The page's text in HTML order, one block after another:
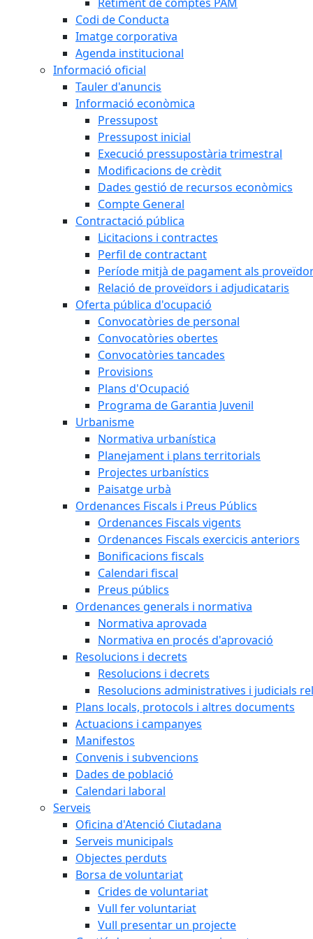
Codi de Conducta
Imatge corporativa
Agenda institucional
Informació oficial
Tauler d'anuncis
Informació econòmica
Pressupost
Pressupost inicial
Execució pressupostària trimestral
Modificacions de crèdit
Dades gestió de recursos econòmics
Compte General
Contractació pública
Licitacions i contractes
Perfil de contractant
Període mitjà de pagament als
Relació de proveïdors i adjudicataris
Oferta pública d'ocupació
Convocatòries de personal
Convocatòries obertes
Convocatòries tancades
Provisions
Plans d'Ocupació
Programa de Garantia Juvenil
Urbanisme
Normativa urbanística
Planejament i plans territorials
Projectes urbanístics
Paisatge urbà
Ordenances Fiscals i Preus Públics
Ordenances Fiscals vigents
Ordenances Fiscals exercicis anteriors
Bonificacions fiscals
Calendari fiscal
Preus públics
Ordenances generals i normativa
Normativa aprovada
Normativa en procés d'aprovació
Resolucions i decrets
Resolucions i decrets
Resolucions administratives i judicials
Plans locals, protocols i altres documents
Actuacions i campanyes
Manifestos
Convenis i subvencions
Dades de població
Calendari laboral
Serveis
Oficina d'Atenció Ciutadana
Serveis municipals
Objectes perduts
Borsa de voluntariat
Crides de voluntariat
Vull fer voluntariat
Vull presentar un projecte